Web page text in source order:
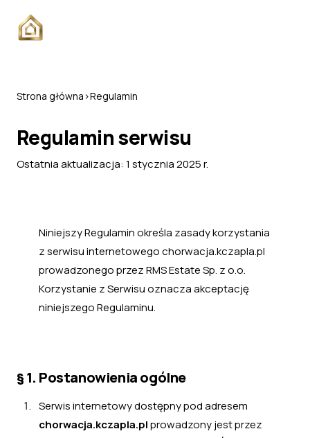
Strona główna ›Regulamin
Regulamin serwisu
Ostatnia aktualizacja: 1 stycznia 2025 r.
Niniejszy Regulamin określa zasady korzystania
z serwisu internetowego chorwacja.kczapla.pl
prowadzonego przez RMS Estate Sp. z o.o.
Korzystanie z Serwisu oznacza akceptację
niniejszego Regulaminu.
§ 1. Postanowienia ogólne
Serwis internetowy dostępny pod adresem
chorwacja.kczapla.plprowadzony jest przez